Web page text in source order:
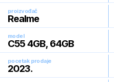
proizvođač
Realme
model
C55 4GB, 64GB
pocetak prodaje
2023.